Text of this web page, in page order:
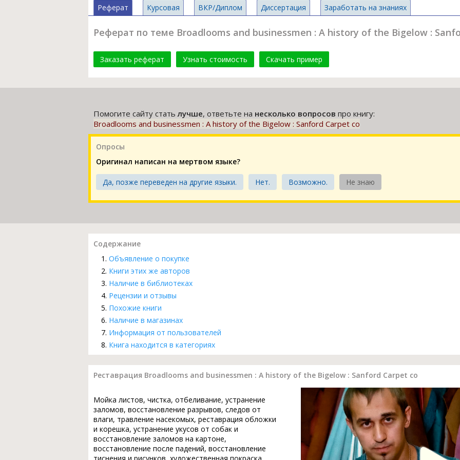
Реферат Курсовая ВКР/Диплом Диссертация Заработать на знаниях
Реферат по теме Broadlooms and businessmen : A history of the Bigelow :
Заказать реферат Узнать стоимость Скачать пример
Помогите сайту статьлучше, ответьте на несколько вопросов про книгу:
Broadlooms and businessmen : A history of the Bigelow : Sanford Carpet co
Опросы
Оригинал написан на мертвом языке?
Да, позже переведен на другие языки. Нет. Возможно. Не знаю
Содержание
Объявление о покупке
Книги этих же авторов
Наличие в библиотеках
Рецензии и отзывы
Похожие книги
Наличие в магазинах
Информация от пользователей
Книга находится в категориях
Реставрация Broadlooms and businessmen : A history of the Bigelow : Sanford Carpet co
Мойка листов, чистка, отбеливание, устранение
заломов, восстановление разрывов, следов от
влаги, травление насекомых, реставрация обложки
и корешка, устранение укусов от собак и
восстановление заломов на картоне,
восстановление после падений, восстановление